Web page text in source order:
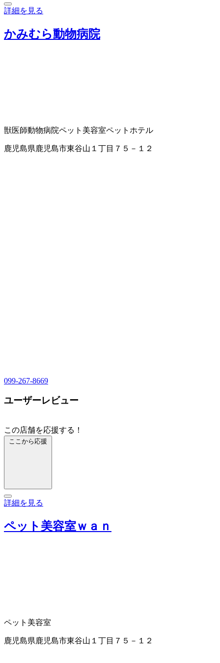
詳細を見る
かみむら動物病院
獣医師動物病院ペット美容室ペットホテル
鹿児島県鹿児島市東谷山１丁目７５－１２
099-267-8669
ユーザーレビュー
この店舗を応援する！
ここから応援
詳細を見る
ペット美容室ｗａｎ
ペット美容室
鹿児島県鹿児島市東谷山１丁目７５－１２